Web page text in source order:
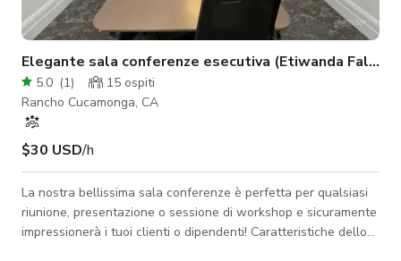
Elegante sala conferenze esecutiva (Etiwanda Falls)
5.0 (1) 15 ospiti
Rancho Cucamonga, CA
$30 USD/h
La nostra bellissima sala conferenze è perfetta per qualsiasi
riunione, presentazione o sessione di workshop e sicuramente
impressionerà i tuoi clienti o dipendenti! Caratteristiche dello